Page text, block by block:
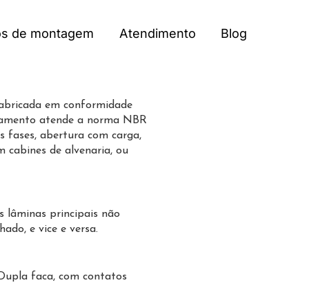
de montagem Atendimento Blog
em conformidade
atende a norma NBR
fases, abertura com carga,
cabines de alvenaria, ou
lâminas principais não
e vice e versa.
faca, com contatos